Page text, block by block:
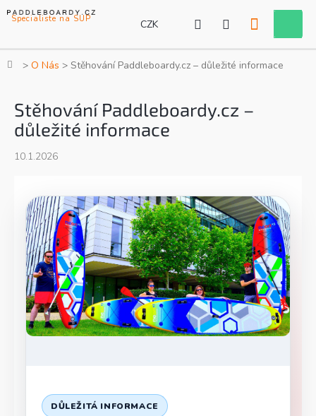
na
CZK
košík
Domů
O Nás Stěhování Paddleboardy.cz – důležité informace
Stěhování Paddleboardy.cz –
důležité informace
10.1.2026
DŮLEŽITÁ INFORMACE